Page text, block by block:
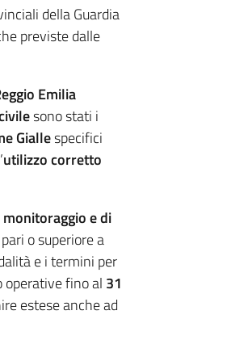
della Guardia
previste dalle
Emilia
sono stati i
Giallespecifici
utilizzo corretto
e di
o superiore a
e i termini per
operative fino al 31
estese anche ad